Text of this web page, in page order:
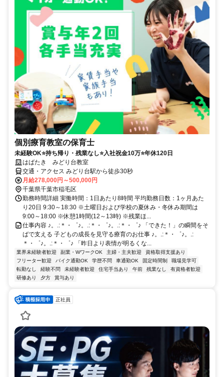
個別療育教室の保育士
未経験OK⭐持ち帰り・残業なし⭐入社祝金10万⭐年休120日
はばたき みどり台教室
交通・アクセス みどり台駅から徒歩30秒
月給278,000円～500,000円
千葉県千葉市稲毛区
勤務時間詳細 実働時間：1日あたり8時間 平均勤務日数：1ヶ月あた
り20日 9:30～18:30 ※土曜日および学校の夏休み・冬休み期間は
9:00～18:00 ※休憩1時間(12～13時) ※残業ほ...
仕事内容 ♪。.:＊・゜♪。.:＊・゜♪。.:＊・゜♪ 「できた！」の瞬間をそ
ばで支える 子どもの成長を見守る療育のお仕事 ♪。.:＊・゜♪。.:
＊・゜♪。.:＊・゜♪ 「昨日より表情が明るくな...
業界未経験者歓迎 副業・WワークOK 主婦・主夫歓迎
資格取得支援あり
フリーター歓迎
バイク通勤OK 学歴不問 車通勤OK 固定時間制
職場見学可
転勤なし
経験不問 未経験者歓迎 住宅手当あり 午前 残業なし
有資格者歓迎
研修あり
夕方 賞与あり
正社員